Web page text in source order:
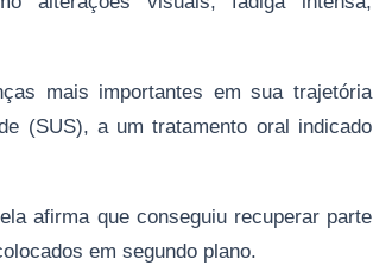
mais importantes em sua trajetória
(SUS), a um tratamento oral indicado
afirma que conseguiu recuperar parte
em segundo plano.